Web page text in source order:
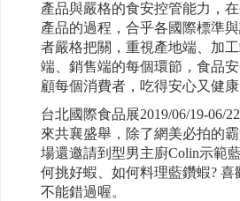
產品與嚴格的食安控管能力，
產品的過程，合乎各國際標準
者嚴格把關，重視產地端、加
端、銷售端的每個環節，食品
顧每個消費者，吃得安心又健康
台北國際食品展2019/06/19-06/
來共襄盛舉，除了網美必拍的
場還邀請到型男主廚Colin示範
何挑好蝦、如何料理藍鑽蝦? 喜
不能錯過喔。